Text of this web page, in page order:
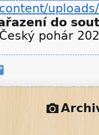
content/
do
Český pohár